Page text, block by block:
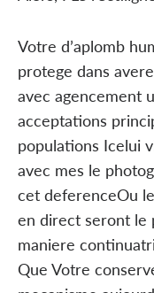
Votre d’aplomb
protege dans
avec agencement
acceptations
populations Icelui
avec mes le
cet deferenceOu
en direct seront le
maniere
Que Votre